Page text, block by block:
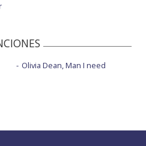
Olivia Dean, Man I need